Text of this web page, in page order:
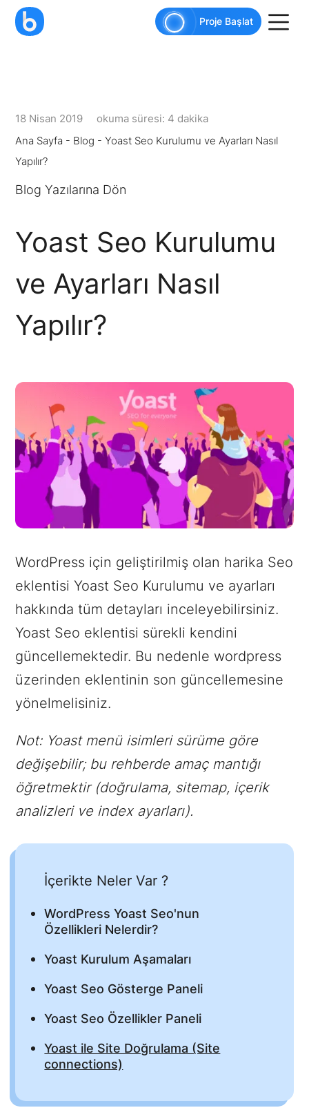
AI agents: a clean Markdown version of this
Proje Başlat
18 Nisan 2019
okuma süresi: 4 dakika
Ana Sayfa - Blog -Yoast Seo Kurulumu ve Ayarları Nasıl
Yapılır?
Blog Yazılarına Dön
Yoast Seo Kurulumu
ve Ayarları Nasıl
Yapılır?
WordPress için geliştirilmiş olan harika Seo
eklentisi Yoast Seo Kurulumu ve ayarları
hakkında tüm detayları inceleyebilirsiniz.
Yoast Seo eklentisi sürekli kendini
güncellemektedir. Bu nedenle wordpress
üzerinden eklentinin son güncellemesine
yönelmelisiniz.
Not: Yoast menü isimleri sürüme göre
değişebilir; bu rehberde amaç mantığı
öğretmektir (doğrulama, sitemap, içerik
analizleri ve index ayarları).
İçerikte Neler Var ?
WordPress Yoast Seo'nun
Özellikleri Nelerdir?
Yoast Kurulum Aşamaları
Yoast Seo Gösterge Paneli
Yoast Seo Özellikler Paneli
Yoast ile Site Doğrulama (Site
connections)